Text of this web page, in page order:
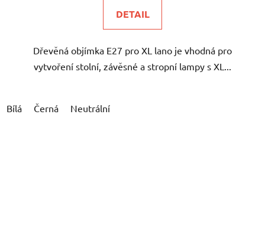
DETAIL
Dřevěná objímka E27 pro XL lano je vhodná pro
vytvoření stolní, závěsné a stropní lampy s XL...
Bílá Černá Neutrální